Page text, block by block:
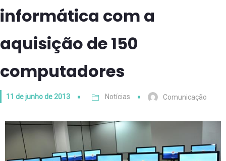
informática com a
aquisição de 150
computadores
11 de junho de 2013 Notícias Comunicação